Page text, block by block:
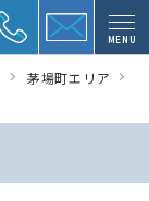
MENU
茅場町エリア